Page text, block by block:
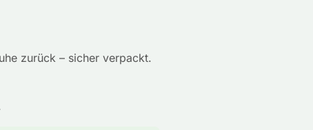
zurück – sicher verpackt.